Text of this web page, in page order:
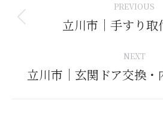
navigation
PREVIOUS
立川市｜手すり取
NEXT
Next
立川市｜玄関ドア交換